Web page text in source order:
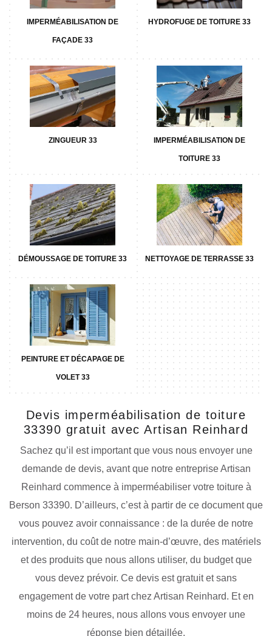
IMPERMÉABILISATION DE
FAÇADE 33
HYDROFUGE DE TOITURE 33
ZINGUEUR 33 IMPERMÉABILISATION DE
TOITURE 33
DÉMOUSSAGE DE TOITURE 33 NETTOYAGE DE TERRASSE 33
PEINTURE ET DÉCAPAGE DE
VOLET 33
Devis imperméabilisation de toiture
33390 gratuit avec Artisan Reinhard
Sachez qu’il est important que vous nous envoyer une
demande de devis, avant que notre entreprise Artisan
Reinhard commence à imperméabiliser votre toiture à
Berson 33390. D’ailleurs, c’est à partir de ce document que
vous pouvez avoir connaissance : de la durée de notre
intervention, du coût de notre main-d’œuvre, des matériels
et des produits que nous allons utiliser, du budget que
vous devez prévoir. Ce devis est gratuit et sans
engagement de votre part chez Artisan Reinhard. Et en
moins de 24 heures, nous allons vous envoyer une
réponse bien détaillée.